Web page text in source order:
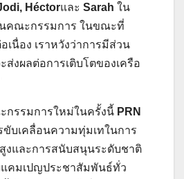
Héctorและ Sarah ใน
นคณะกรรมการ ในขณะที่
เนื่อง เราหวังว่าการมีส่วน
ส่งผลต่อการเติบโตของเครือ
กรรมการใหม่ในครั้งนี้ PRN
ขับเคลื่อนความทุ่มเทในการ
งและการสนับสนุนระดับชาติ
คมเปญประชาสัมพันธ์ทั่ว